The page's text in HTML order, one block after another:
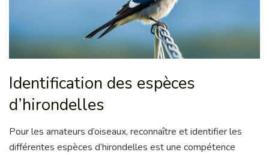
Identification des espèces
d’hirondelles
Pour les amateurs d’oiseaux, reconnaître et identifier les
différentes espèces d’hirondelles est une compétence